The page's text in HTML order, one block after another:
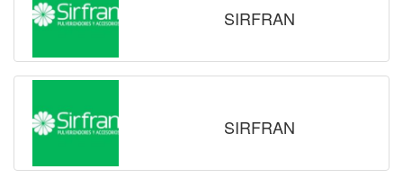
SIRFRAN
SIRFRAN